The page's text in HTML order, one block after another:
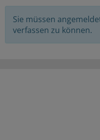
Sie müssen
verfassen zu können.